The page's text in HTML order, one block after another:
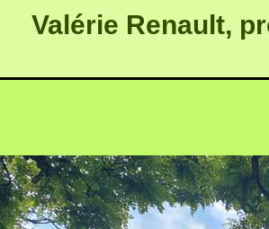
Valérie Renault,